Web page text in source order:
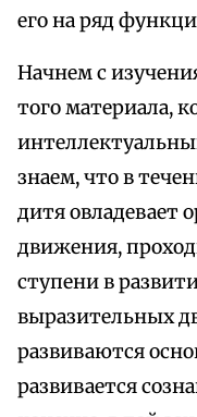
его на ряд
Начнем с
того материала,
знаем, что в
дитя овладевает
движения,
ступени в
выразительных
развиваются
развивается